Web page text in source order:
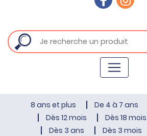
8 ans et plus De 4 à 7 ans
Dès 12 mois
Dès 18 mois
Dès 3 ans
Dès 3 mois